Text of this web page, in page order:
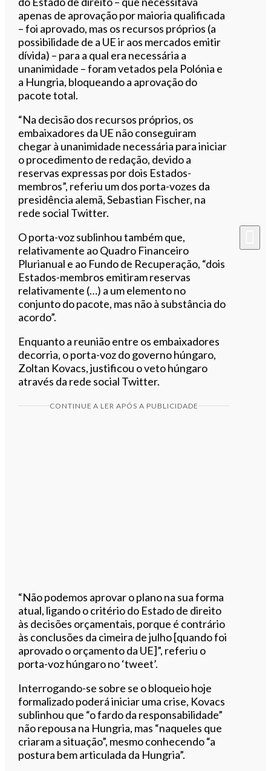
apenas de aprovação por maioria qualificada
– foi aprovado, mas os recursos próprios (a
possibilidade de a UE ir aos mercados emitir
dívida) – para a qual era necessária a
unanimidade – foram vetados pela Polónia e
a Hungria, bloqueando a aprovação do
pacote total.
“Na decisão dos recursos próprios, os
embaixadores da UE não conseguiram
chegar à unanimidade necessária para iniciar
o procedimento de redação, devido a
reservas expressas por dois Estados-
membros”, referiu um dos porta-vozes da
presidência alemã, Sebastian Fischer, na
rede social Twitter.
O porta-voz sublinhou também que,
relativamente ao Quadro Financeiro
Plurianual e ao Fundo de Recuperação, “dois
Estados-membros emitiram reservas
relativamente (…) a um elemento no
conjunto do pacote, mas não à substância do
acordo”.
Enquanto a reunião entre os embaixadores
decorria, o porta-voz do governo húngaro,
Zoltan Kovacs, justificou o veto húngaro
através da rede social Twitter.
CONTINUE A LER APÓS A PUBLICIDADE
“Não podemos aprovar o plano na sua forma
atual, ligando o critério do Estado de direito
às decisões orçamentais, porque é contrário
às conclusões da cimeira de julho [quando foi
aprovado o orçamento da UE]”, referiu o
porta-voz húngaro no ‘tweet’.
Interrogando-se sobre se o bloqueio hoje
formalizado poderá iniciar uma crise, Kovacs
sublinhou que “o fardo da responsabilidade”
não repousa na Hungria, mas “naqueles que
criaram a situação”, mesmo conhecendo “a
postura bem articulada da Hungria”.